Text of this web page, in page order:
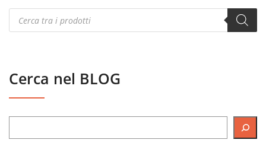
Products
search
Cerca nel BLOG